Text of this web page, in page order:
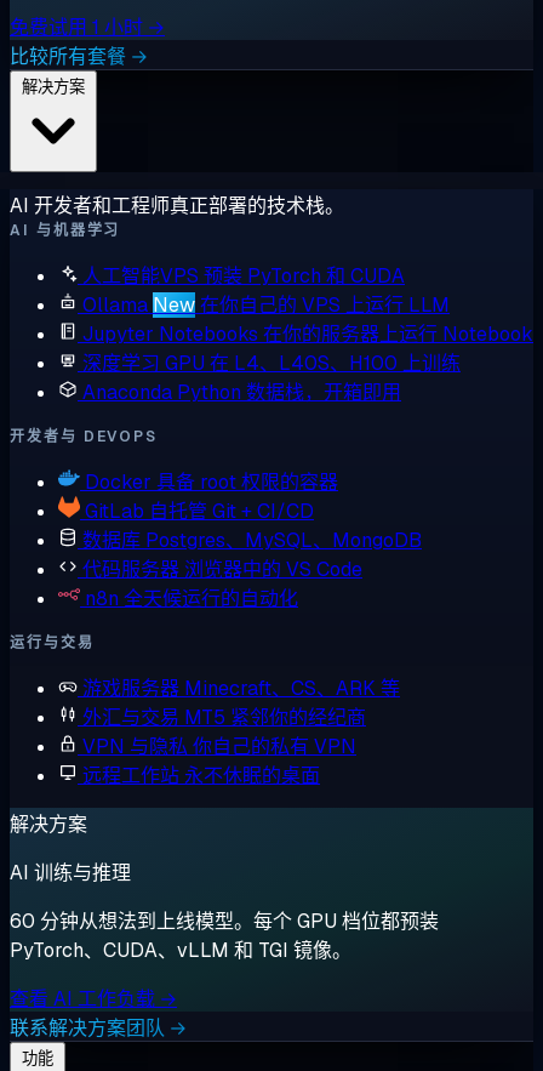
免费试用 1 小时 →
比较所有套餐 →
AI 开发者和工程师真正部署的技术栈。
AI 与机器学习
人工智能VPS 预装 PyTorch 和 CUDA
Ollama New在你自己的 VPS 上运行 LLM
Jupyter Notebooks 在你的服务器上运行 Notebook
深度学习 GPU 在 L4、L40S、H100 上训练
Anaconda Python 数据栈，开箱即用
开发者与 DEVOPS
Docker 具备 root 权限的容器
GitLab 自托管 Git + CI/CD
数据库 Postgres、MySQL、MongoDB
代码服务器 浏览器中的 VS Code
n8n 全天候运行的自动化
运行与交易
游戏服务器 Minecraft、CS、ARK 等
外汇与交易 MT5 紧邻你的经纪商
VPN 与隐私 你自己的私有 VPN
远程工作站 永不休眠的桌面
解决方案
AI 训练与推理
60 分钟从想法到上线模型。每个 GPU 档位都预装
PyTorch、CUDA、vLLM 和 TGI 镜像。
查看 AI 工作负载 →
联系解决方案团队 →